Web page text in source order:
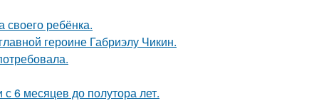
своего ребёнка.
героине Габриэлу Чикин.
6 месяцев до полутора лет.